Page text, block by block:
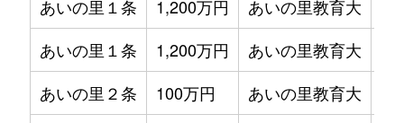
あいの里１条
1,200万円 あいの里教育大
あいの里１条
1,200万円 あいの里教育大
あいの里２条
100万円 あいの里教育大